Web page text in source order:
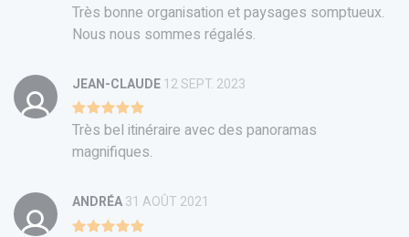
Très bonne organisation et paysages somptueux.
Nous nous sommes régalés.
JEAN-CLAUDE12 SEPT. 2023
Très bel itinéraire avec des panoramas
magnifiques.
ANDRÉA31 AOÛT 2021